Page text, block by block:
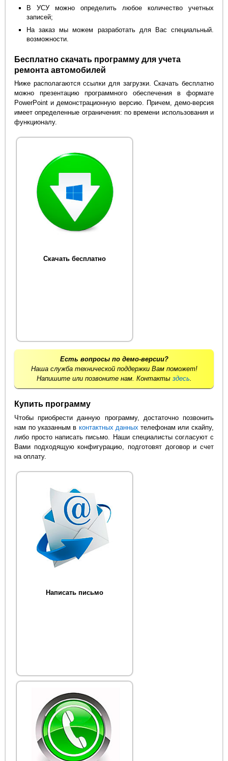
В УСУ можно определить любое количество учетных
записей;
На заказ мы можем разработать для Вас специальный.
возможности.
Бесплатно скачать программу для учета
ремонта автомобилей
Ниже располагаются ссылки для загрузки. Скачать бесплатно
можно презентацию программного обеспечения в формате
PowerPoint и демонстрационную версию. Причем, демо-версия
имеет определенные ограничения: по времени использования и
функционалу.
Скачать бесплатно
Есть вопросы по демо-версии?
Наша служба технической поддержки Вам поможет!
Напишите или позвоните нам. Контакты здесь.
Купить программу
Чтобы приобрести данную программу, достаточно позвонить
нам по указанным в контактных данных телефонам или скайпу,
либо просто написать письмо. Наши специалисты согласуют с
Вами подходящую конфигурацию, подготовят договор и счет
на оплату.
Написать письмо